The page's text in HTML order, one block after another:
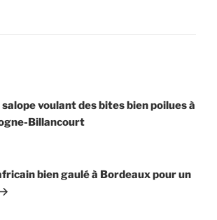
voulant des bites bien poilues à
Billancourt
bien gaulé à Bordeaux pour un